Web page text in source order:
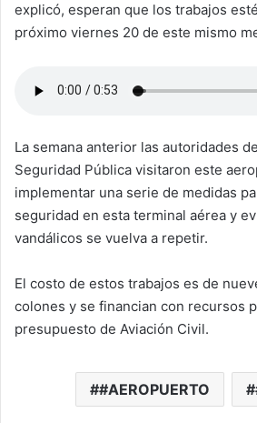
explicó, esperan que los trabajos
próximo viernes 20 de este mismo
La semana anterior las autoridades
Seguridad Pública visitaron este
implementar una serie de medidas
seguridad en esta terminal aérea y
vandálicos se vuelva a repetir.
El costo de estos trabajos es de
colones y se financian con recursos
presupuesto de Aviación Civil.
#AEROPUERTO